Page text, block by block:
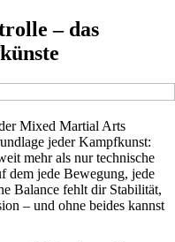
– das
Mixed Martial Arts
jeder Kampfkunst:
mehr als nur technische
dem jede Bewegung, jede
Balance fehlt dir Stabilität,
– und ohne beides kannst